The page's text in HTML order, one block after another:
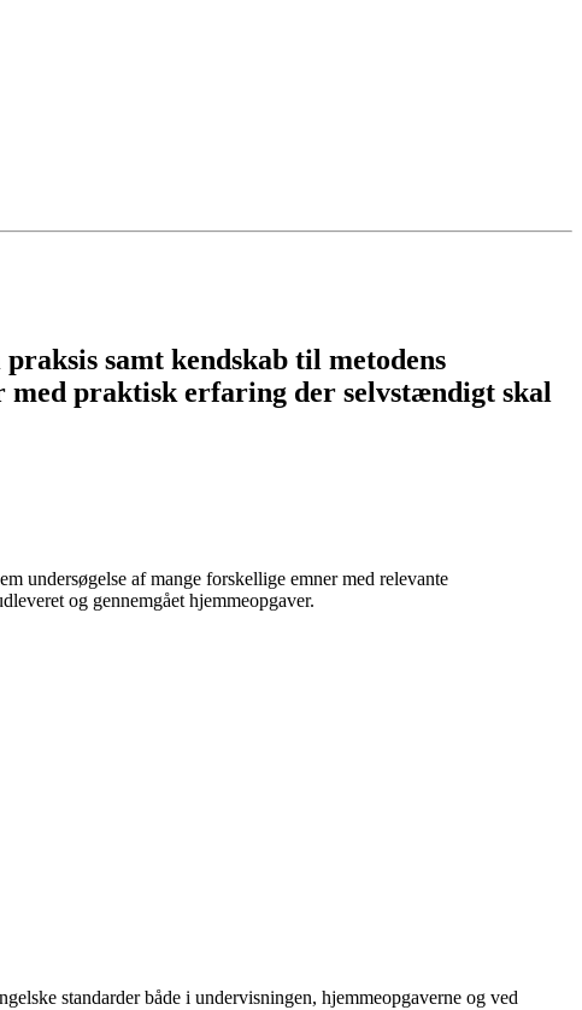
samt kendskab til metodens
med praktisk erfaring der selvstændigt skal
undersøgelse af mange forskellige emner med relevante
og gennemgået hjemmeopgaver.
standarder både i undervisningen, hjemmeopgaverne og ved